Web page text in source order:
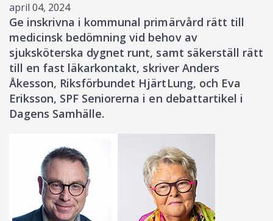
april 04, 2024
Ge inskrivna i kommunal primärvård rätt till
medicinsk bedömning vid behov av
sjuksköterska dygnet runt, samt säkerställ rätt
till en fast läkarkontakt, skriver Anders
Åkesson, Riksförbundet HjärtLung, och Eva
Eriksson, SPF Seniorerna i en debattartikel i
Dagens Samhälle.